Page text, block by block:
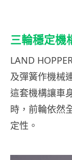
三輪穩定機
LAND
及彈簧作機械
這套機構讓車
時，前輪依然
定性。